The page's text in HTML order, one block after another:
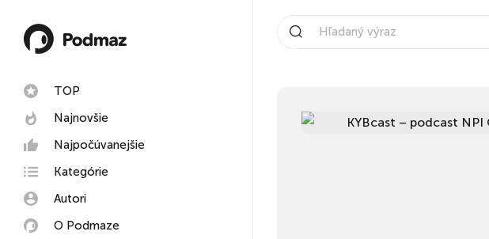
TOP
Najnovšie
Najpočúvanejšie
Kategórie
Autori
O Podmaze